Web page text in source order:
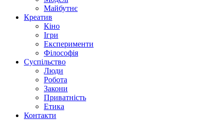
Майбутнє
Креатив
Кіно
Ігри
Експерименти
Філософія
Суспільство
Люди
Робота
Закони
Приватність
Етика
Контакти